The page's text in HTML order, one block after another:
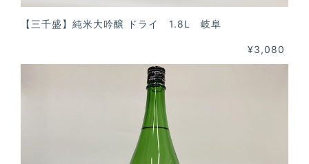
【三千盛】純米大吟醸 ドライ 1.8L 岐阜
¥3,080